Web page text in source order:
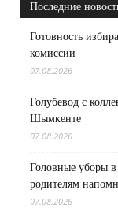
Последние
Готовность
комиссии
07.08.2026
Голубевод с
Шымкенте
07.08.2026
Головные уборы
родителям
07.08.2026